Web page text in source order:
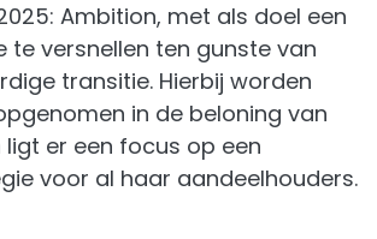
Ambition, met als doel een
versnellen ten gunste van
transitie. Hierbij worden
in de beloning van
er een focus op een
voor al haar aandeelhouders.